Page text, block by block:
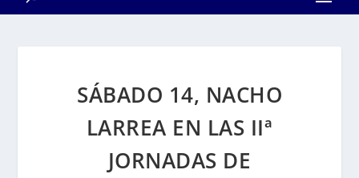
SÁBADO 14, NACHO
LARREA EN LAS IIª
JORNADAS DE